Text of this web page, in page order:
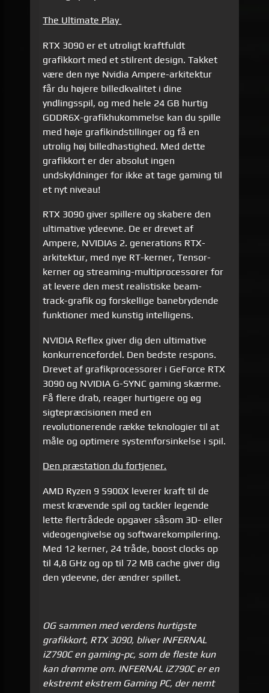
The Ultimate Play
RTX 3090 er et utroligt kraftfuldt
grafikkort med et stilrent design. Takket
være den nye Nvidia Ampere-arkitektur
får du højere billedkvalitet i dine
yndlingsspil, og med hele 24 GB hurtig
GDDR6X-grafikhukommelse kan du spille
med høje grafikindstillinger og få en
utrolig høj billedhastighed. Med dette
grafikkort er der absolut ingen
undskyldninger for ikke at tage gaming til
et nyt niveau!
RTX 3090 giver spillere og skabere den
ultimative ydeevne. De er drevet af
Ampere, NVIDIAs 2. generations RTX-
arkitektur, med nye RT-kerner, Tensor-
kerner og streaming-multiprocessorer for
at levere den mest realistiske beam-
track-grafik og forskellige banebrydende
funktioner med kunstig intelligens.
NVIDIA Reflex giver dig den ultimative
konkurrencefordel. Den bedste respons.
Drevet af grafikprocessorer i GeForce RTX
3090 og NVIDIA G-SYNC gaming skærme.
Få flere drab, reager hurtigere og øg
sigtepræcisionen med en
revolutionerende række teknologier til at
måle og optimere systemforsinkelse i spil.
Den præstation du fortjener.
AMD Ryzen 9 5900X leverer kraft til de
mest krævende spil og tackler legende
lette flertrådede opgaver såsom 3D- eller
videogengivelse og softwarekompilering.
Med 12 kerner, 24 tråde, boost clocks op
til 4,8 GHz og op til 72 MB cache giver dig
den ydeevne, der ændrer spillet.
OG sammen med verdens hurtigste
grafikkort, RTX 3090, bliver INFERNAL
iZ790C en gaming-pc, som de fleste kun
kan drømme om. INFERNAL iZ790C er en
ekstremt ekstrem Gaming PC, der nemt